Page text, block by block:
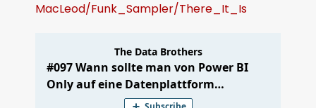
MacLeod/Funk_Sampler/There_It_Is